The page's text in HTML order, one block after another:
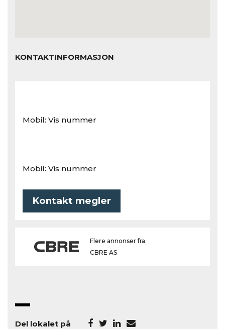
KONTAKTINFORMASJON
Mobil: Vis nummer
Mobil: Vis nummer
Kontakt megler
Flere annonser fra
CBRE AS
Del lokalet på